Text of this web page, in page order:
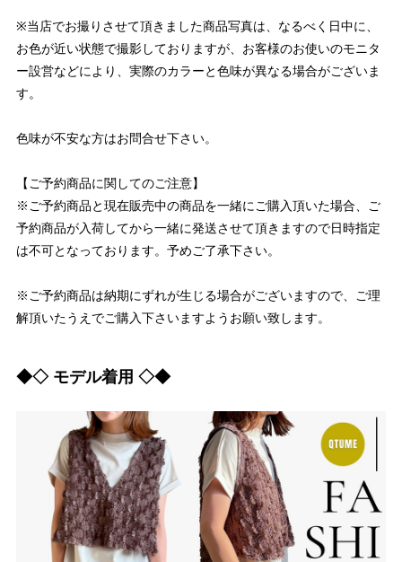
※当店でお撮りさせて頂きました商品写真は、なるべく日中に、
お色が近い状態で撮影しておりますが、お客様のお使いのモニタ
ー設営などにより、実際のカラーと色味が異なる場合がございま
す。
色味が不安な方はお問合せ下さい。
【ご予約商品に関してのご注意】
※ご予約商品と現在販売中の商品を一緒にご購入頂いた場合、ご
予約商品が入荷してから一緒に発送させて頂きますので日時指定
は不可となっております。予めご了承下さい。
※ご予約商品は納期にずれが生じる場合がございますので、ご理
解頂いたうえでご購入下さいますようお願い致します。
◆◇ モデル着用 ◇◆